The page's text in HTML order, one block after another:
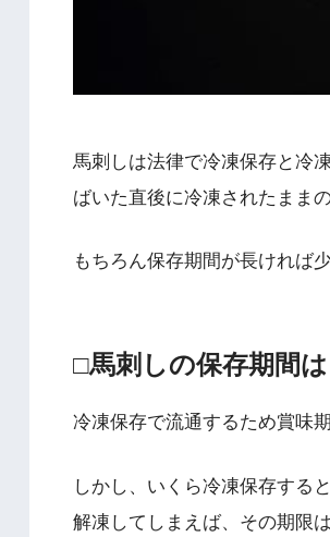
馬刺しは法律で冷凍保存と冷
ばいた直後に冷凍されたまま
もちろん保存期間が長ければ
□馬刺しの保存期間
冷凍保存で流通するため賞味
しかし、いくら冷凍保存する
解凍してしまえば、その期限